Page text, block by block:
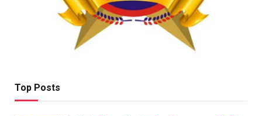
Top Posts